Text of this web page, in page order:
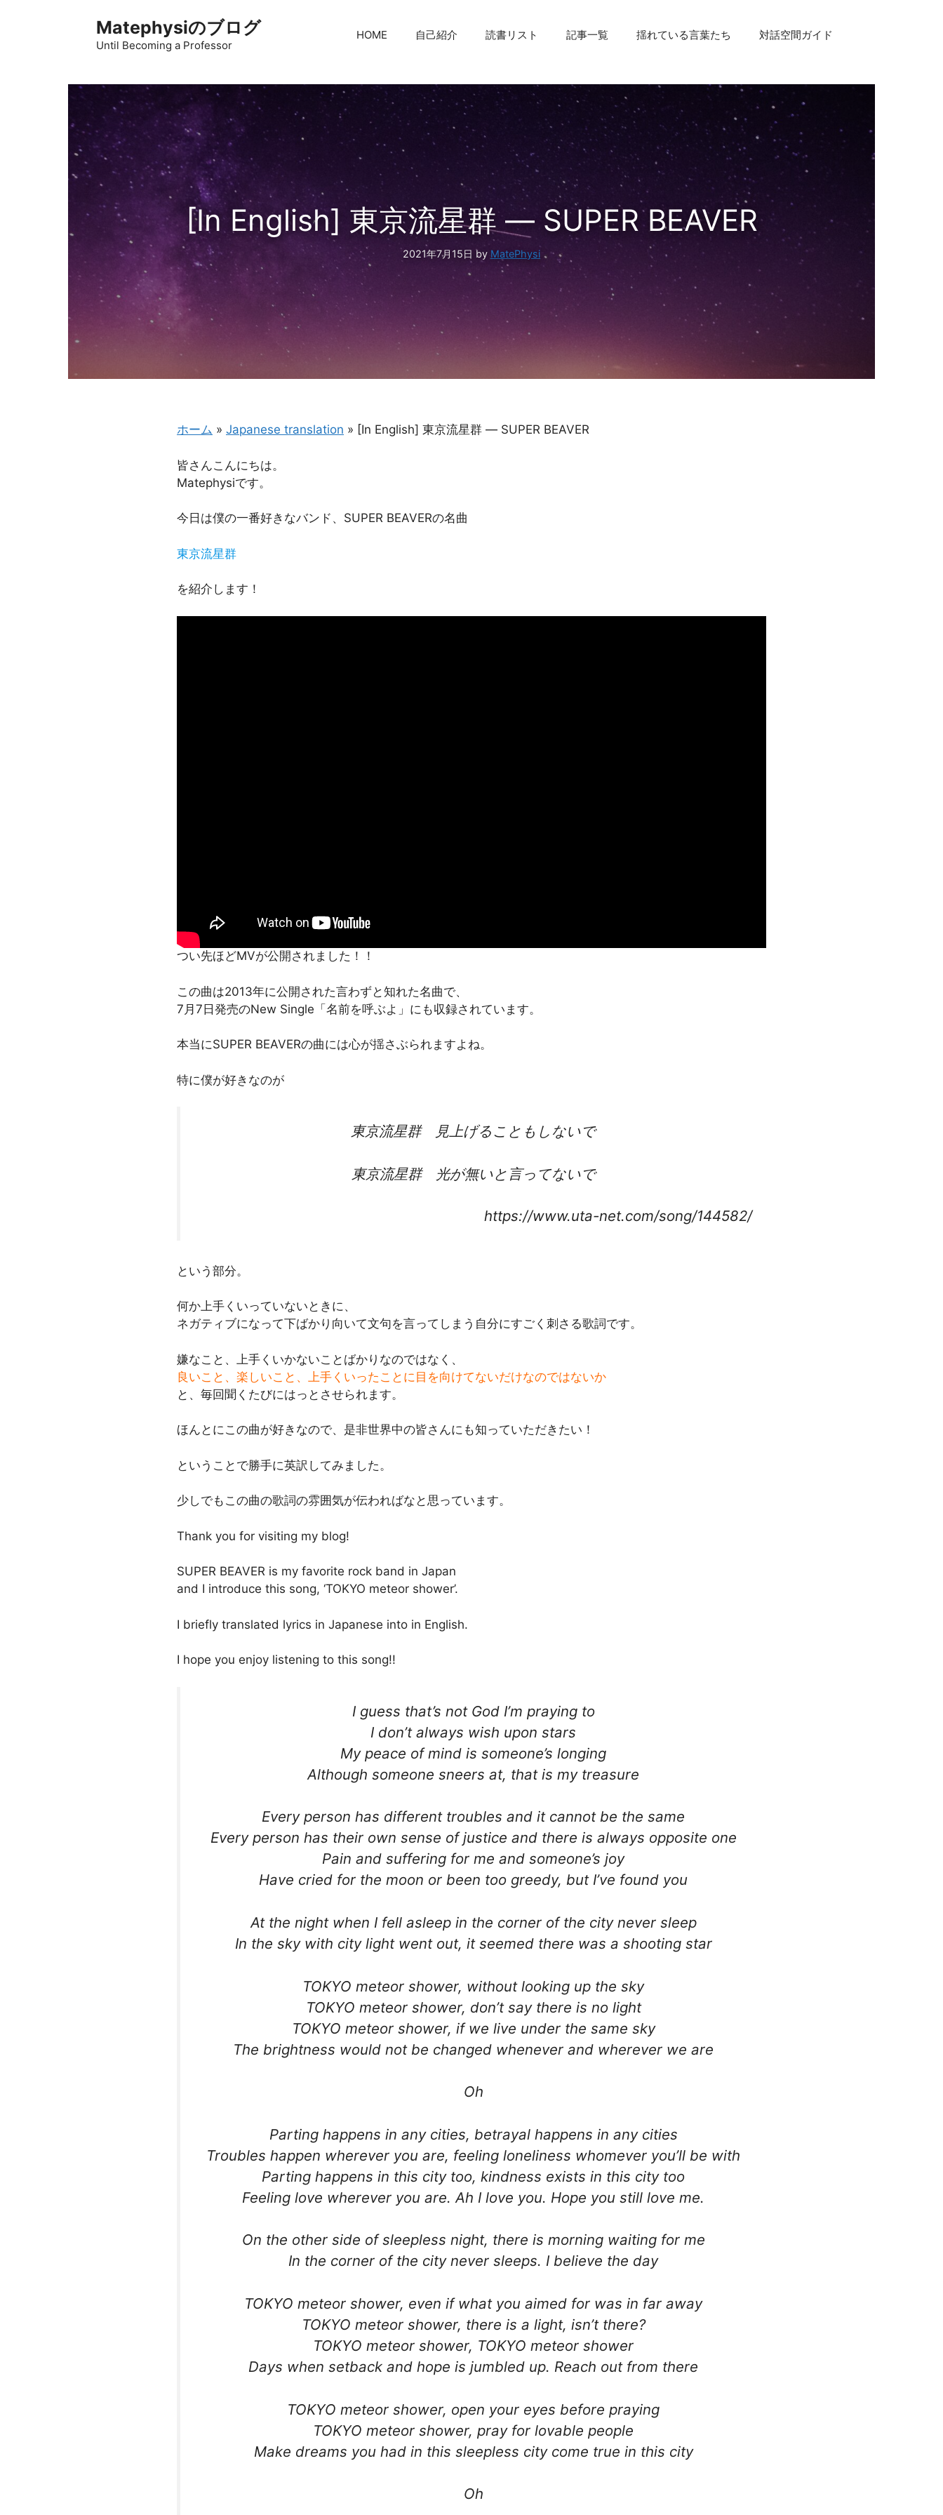
Matephysiのブログ
Until Becoming a Professor
HOME 自己紹介 読書リスト 記事一覧 揺れている言葉たち 対話空間ガイド
[In English] 東京流星群 ― SUPER BEAVER
2021年7月15日 by MatePhysi
ホーム » Japanese translation » [In English] 東京流星群 ― SUPER BEAVER
皆さんこんにちは。
Matephysiです。
今日は僕の一番好きなバンド、SUPER BEAVERの名曲
東京流星群
を紹介します！
つい先ほどMVが公開されました！！
この曲は2013年に公開された言わずと知れた名曲で、
7月7日発売のNew Single「名前を呼ぶよ」にも収録されています。
本当にSUPER BEAVERの曲には心が揺さぶられますよね。
特に僕が好きなのが
東京流星群 見上げることもしないで
東京流星群 光が無いと言ってないで
https://www.uta-net.com/song/144582/
という部分。
何か上手くいっていないときに、
ネガティブになって下ばかり向いて文句を言ってしまう自分にすごく刺さる歌詞です。
嫌なこと、上手くいかないことばかりなのではなく、
良いこと、楽しいこと、上手くいったことに目を向けてないだけなのではないか
と、毎回聞くたびにはっとさせられます。
ほんとにこの曲が好きなので、是非世界中の皆さんにも知っていただきたい！
ということで勝手に英訳してみました。
少しでもこの曲の歌詞の雰囲気が伝わればなと思っています。
Thank you for visiting my blog!
SUPER BEAVER is my favorite rock band in Japan
and I introduce this song, ‘TOKYO meteor shower’.
I briefly translated lyrics in Japanese into in English.
I hope you enjoy listening to this song!!
I guess that’s not God I’m praying to
I don’t always wish upon stars
My peace of mind is someone’s longing
Although someone sneers at, that is my treasure
Every person has different troubles and it cannot be the same
Every person has their own sense of justice and there is always opposite one
Pain and suffering for me and someone’s joy
Have cried for the moon or been too greedy, but I’ve found you
At the night when I fell asleep in the corner of the city never sleep
In the sky with city light went out, it seemed there was a shooting star
TOKYO meteor shower, without looking up the sky
TOKYO meteor shower, don’t say there is no light
TOKYO meteor shower, if we live under the same sky
The brightness would not be changed whenever and wherever we are
Oh
Parting happens in any cities, betrayal happens in any cities
Troubles happen wherever you are, feeling loneliness whomever you’ll be with
Parting happens in this city too, kindness exists in this city too
Feeling love wherever you are. Ah I love you. Hope you still love me.
On the other side of sleepless night, there is morning waiting for me
In the corner of the city never sleeps. I believe the day
TOKYO meteor shower, even if what you aimed for was in far away
TOKYO meteor shower, there is a light, isn’t there?
TOKYO meteor shower, TOKYO meteor shower
Days when setback and hope is jumbled up. Reach out from there
TOKYO meteor shower, open your eyes before praying
TOKYO meteor shower, pray for lovable people
Make dreams you had in this sleepless city come true in this city
Oh